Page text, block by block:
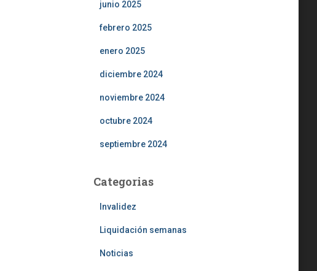
junio 2025
febrero 2025
enero 2025
diciembre 2024
noviembre 2024
octubre 2024
septiembre 2024
Categorias
Invalidez
Liquidación semanas
Noticias